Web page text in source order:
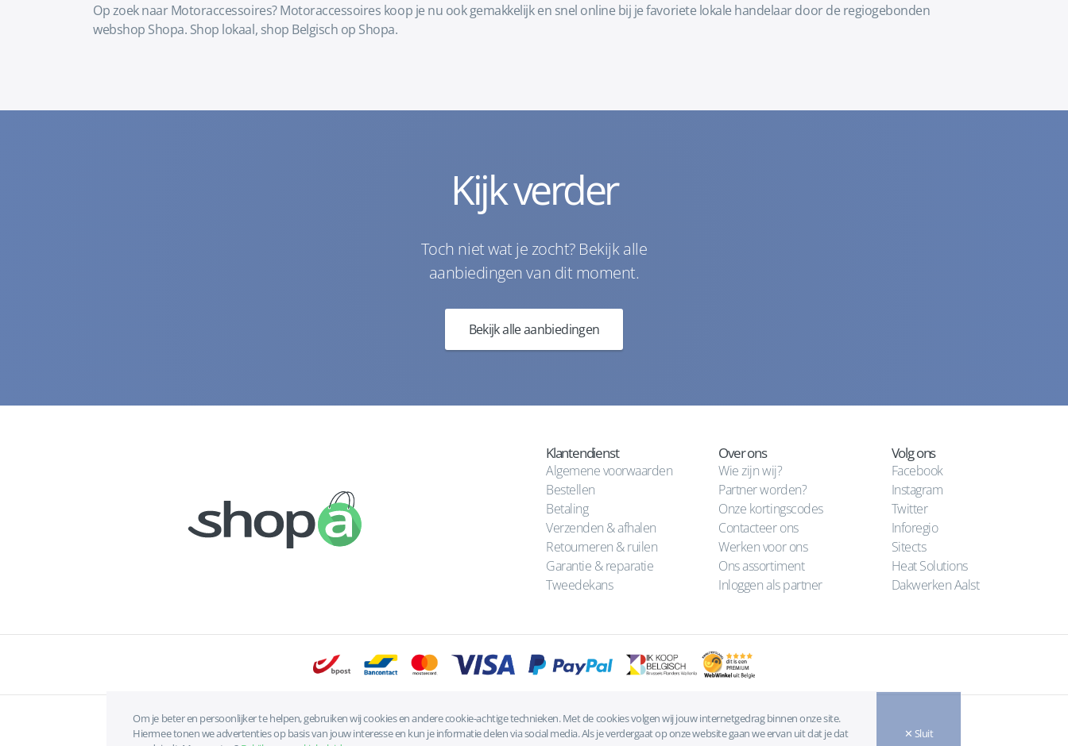
Op zoek naar Motoraccessoires? Motoraccessoires koop je nu ook gemakkelijk en snel online bij je favoriete lokale handelaar door de regiogebonden
webshop Shopa. Shop lokaal, shop Belgisch op Shopa.
Kijk verder
Toch niet wat je zocht? Bekijk alle
aanbiedingen van dit moment.
Bekijk alle aanbiedingen
Om je beter en persoonlijker te helpen, gebruiken wij cookies en andere cookie-achtige technieken. Met de cookies volgen wij jouw internetgedrag binnen onze site.
Hiermee tonen we advertenties op basis van jouw interesse en kun je informatie delen via social media. Als je verdergaat op onze website gaan we ervan uit dat je dat
✕ Sluit
Klantendienst
Algemene voorwaarden
Bestellen
Betaling
Verzenden & afhalen
Retourneren & ruilen
Garantie & reparatie
Tweedekans
Over ons
Wie zijn wij?
Partner worden?
Onze kortingscodes
Contacteer ons
Werken voor ons
Ons assortiment
Inloggen als partner
Volg ons
Facebook
Instagram
Twitter
Inforegio
Sitects
Heat Solutions
Dakwerken Aalst
Algemene voorwaarden | Privacyverklaring |
Cookies